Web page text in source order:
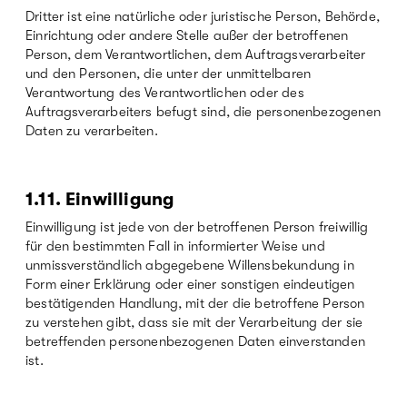
Dritter ist eine natürliche oder juristische Person, Behörde,
Einrichtung oder andere Stelle außer der betroffenen
Person, dem Verantwortlichen, dem Auftragsverarbeiter
und den Personen, die unter der unmittelbaren
Verantwortung des Verantwortlichen oder des
Auftragsverarbeiters befugt sind, die personenbezogenen
Daten zu verarbeiten.
1.11. Einwilligung
Einwilligung ist jede von der betroffenen Person freiwillig
für den bestimmten Fall in informierter Weise und
unmissverständlich abgegebene Willensbekundung in
Form einer Erklärung oder einer sonstigen eindeutigen
bestätigenden Handlung, mit der die betroffene Person
zu verstehen gibt, dass sie mit der Verarbeitung der sie
betreffenden personenbezogenen Daten einverstanden
ist.